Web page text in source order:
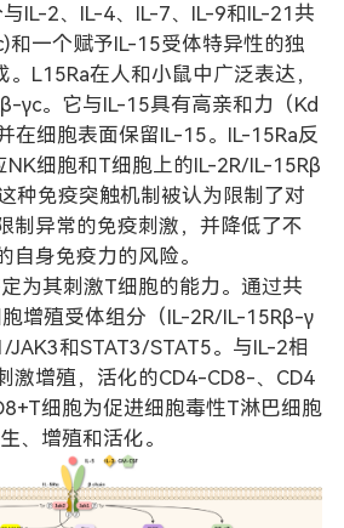
IL-2、IL-4、IL-7、IL-9和IL-21共
和一个赋予IL-15受体特异性的独
L15Ra在人和小鼠中广泛表达，
γc。它与IL-15具有高亲和力（Kd
在细胞表面保留IL-15。IL-15Ra反
细胞和T细胞上的IL-2R/IL-15Rβ
种免疫突触机制被认为限制了对
制异常的免疫刺激，并降低了不
自身免疫力的风险。
其刺激T细胞的能力。通过共
增殖受体组分（IL-2R/IL-15Rβ-γ
JAK3和STAT3/STAT5。与IL-2相
激增殖，活化的CD4-CD8-、CD4
细胞为促进细胞毒性T淋巴细胞
、增殖和活化。